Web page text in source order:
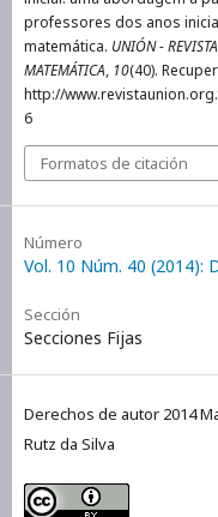
professores dos anos
matemática. UNIÓN -
MATEMÁTICA, 10(40).
http://
6
Formatos de citación
Número
Vol. 10 Núm. 40 (2014):
Sección
Secciones Fijas
Derechos de autor 2014
Rutz da Silva